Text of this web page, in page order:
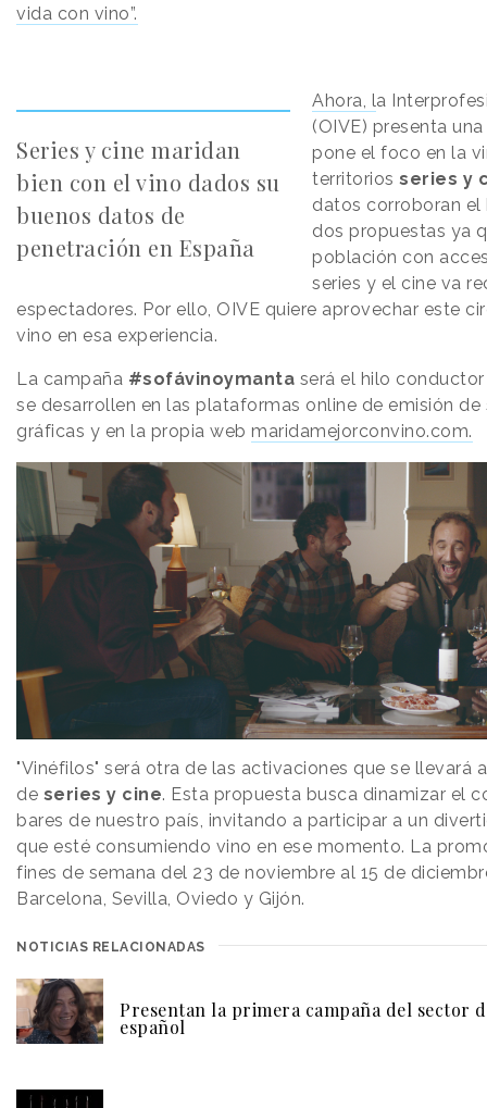
vida con vino”.
Series y cine maridan
bien con el vino dados su
buenos datos de
penetración en España
Ahora, la
(OIVE) presenta
pone el foco en la
territorios series y
datos corroboran
dos propuestas ya
población con
series y el cine va
espectadores. Por ello, OIVE quiere aprovechar este
vino en esa experiencia.
La campaña #sofávinoymanta será el hilo
se desarrollen en las plataformas online de emisión de
gráficas y en la propia web maridamejorconvino.com.
"Vinéfilos" será otra de las activaciones que se llevará
de series y cine. Esta propuesta busca dinamizar el
bares de nuestro país, invitando a participar a un
que esté consumiendo vino en ese momento. La
fines de semana del 23 de noviembre al 15 de
Barcelona, Sevilla, Oviedo y Gijón.
NOTICIAS RELACIONADAS
Presentan la primera campaña del sector
español